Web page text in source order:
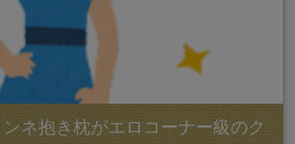
ネ抱き枕がエロコーナー級のク